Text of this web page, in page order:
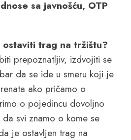
sa javnošću, OTP
ostaviti trag na tržištu?
prepoznatljiv, izdvojiti se
da se ide u smeru koji je
ako pričamo o
o pojedincu dovoljno
svi znamo o kome se
je ostavljen trag na